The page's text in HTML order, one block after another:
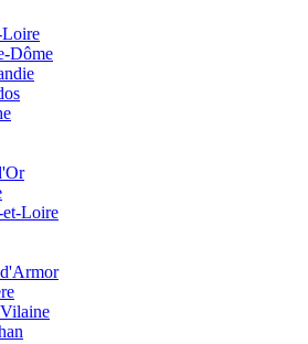
Loire
Dôme
et-Loire